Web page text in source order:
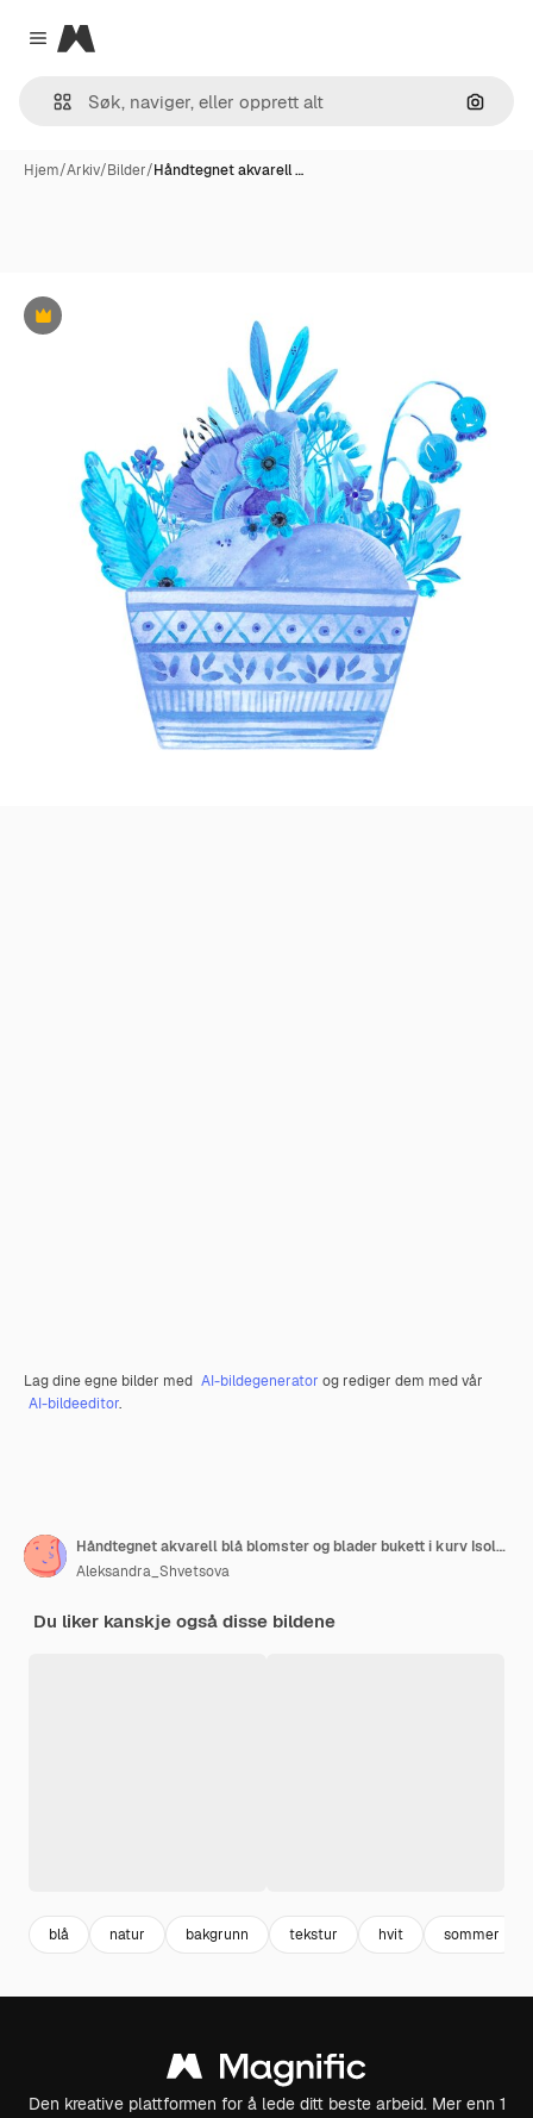
Close menu
Magnific
Søk
Hjem/Arkiv/Bilder/Håndtegnet akvarell …
Premium
Lag dine egne bilder med AI-bildegenerator og rediger dem med vår
AI-bildeeditor.
Håndtegnet akvarell blå blomster og blader bukett i kurv Isolert på hvitt Kan brukes til kort mønstre invitasjoner etikett
Aleksandra_Shvetsova
Du liker kanskje også disse bildene
blå natur bakgrunn tekstur hvit sommer
Den kreative plattformen for å lede ditt beste arbeid. Mer enn 1